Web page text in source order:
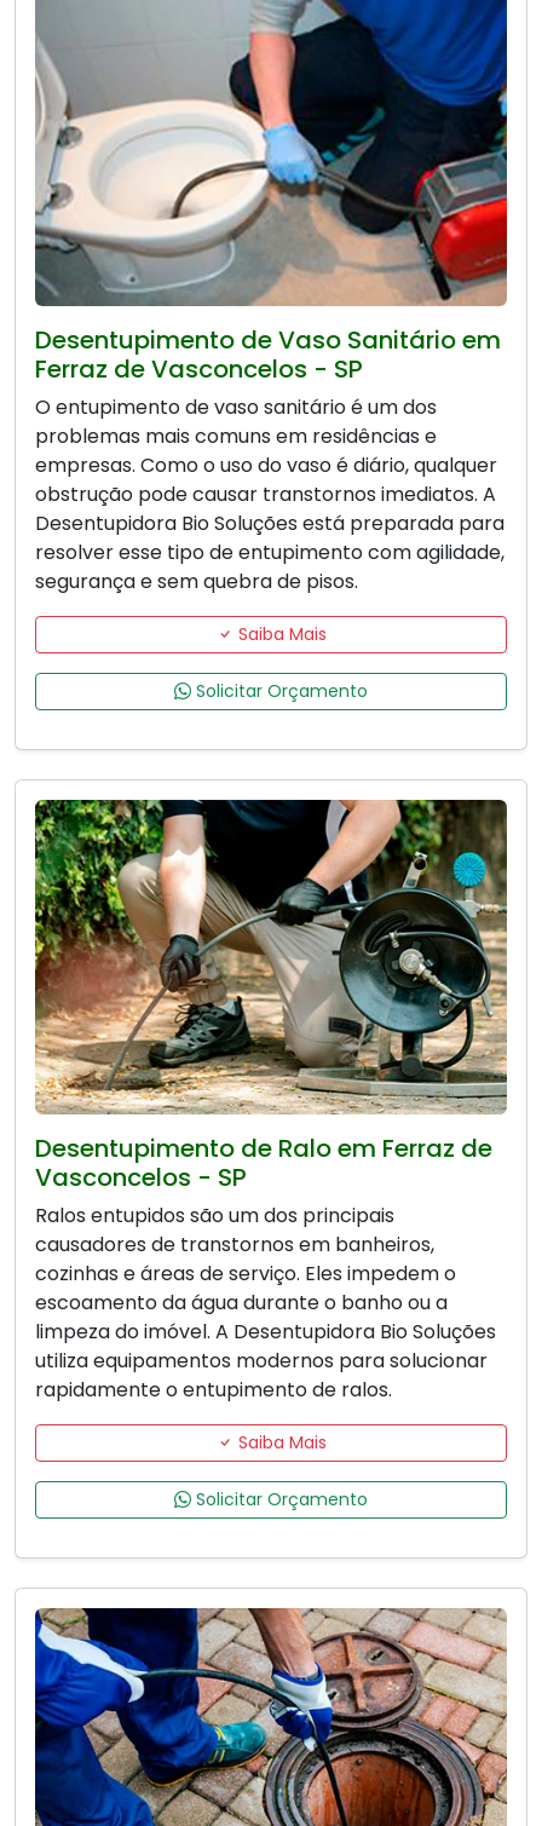
Desentupimento de Vaso Sanitário em
Ferraz de Vasconcelos - SP
O entupimento de vaso sanitário é um dos
problemas mais comuns em residências e
empresas. Como o uso do vaso é diário, qualquer
obstrução pode causar transtornos imediatos. A
Desentupidora Bio Soluções está preparada para
resolver esse tipo de entupimento com agilidade,
segurança e sem quebra de pisos.
Saiba Mais
Solicitar Orçamento
Desentupimento de Ralo em Ferraz de
Vasconcelos - SP
Ralos entupidos são um dos principais
causadores de transtornos em banheiros,
cozinhas e áreas de serviço. Eles impedem o
escoamento da água durante o banho ou a
limpeza do imóvel. A Desentupidora Bio Soluções
utiliza equipamentos modernos para solucionar
rapidamente o entupimento de ralos.
Saiba Mais
Solicitar Orçamento